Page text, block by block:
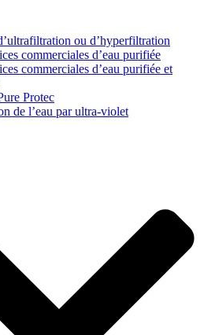
ou d’hyperfiltration
commerciales d’eau purifiée
commerciales d’eau purifiée et
Protec
de l’eau par ultra-violet